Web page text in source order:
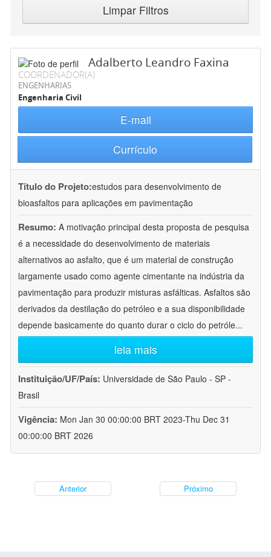
Limpar Filtros
Adalberto Leandro Faxina
COORDENADOR(A)
ENGENHARIAS
Engenharia Civil
E-mail
Currículo
Título do Projeto:estudos para desenvolvimento de
bioasfaltos para aplicações em pavimentação
Resumo: A motivação principal desta proposta de pesquisa
é a necessidade do desenvolvimento de materiais
alternativos ao asfalto, que é um material de construção
largamente usado como agente cimentante na indústria da
pavimentação para produzir misturas asfálticas. Asfaltos são
derivados da destilação do petróleo e a sua disponibilidade
depende basicamente do quanto durar o ciclo do petróle...
leia mais
Instituição/UF/País: Universidade de São Paulo - SP -
Brasil
Vigência: Mon Jan 30 00:00:00 BRT 2023-Thu Dec 31
00:00:00 BRT 2026
Anterior Próximo